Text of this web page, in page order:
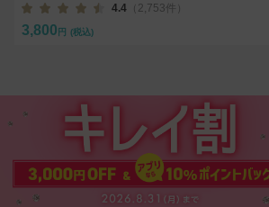
4.4 （2,753件）
3,800 円 (税込)